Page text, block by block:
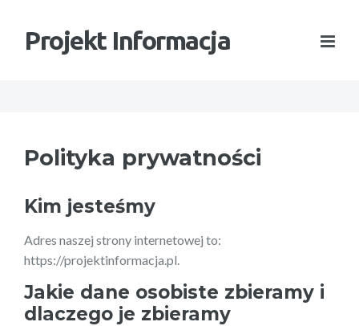
Projekt Informacja
Polityka prywatności
Kim jesteśmy
Adres naszej strony internetowej to:
https://projektinformacja.pl.
Jakie dane osobiste zbieramy i
dlaczego je zbieramy